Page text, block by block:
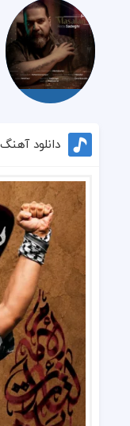
دانلود